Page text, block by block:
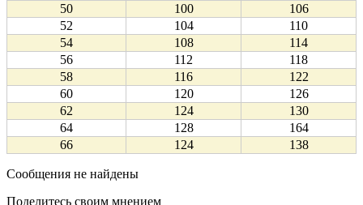
50
100
106
52
104
110
54
108
114
56
112
118
58
116
122
60
120
126
62
124
130
64
128
164
66
124 138
Сообщения не найдены
Поделитесь своим мнением